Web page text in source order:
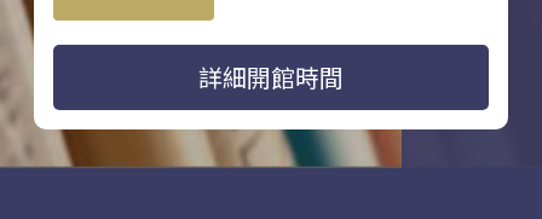
詳細開館時間